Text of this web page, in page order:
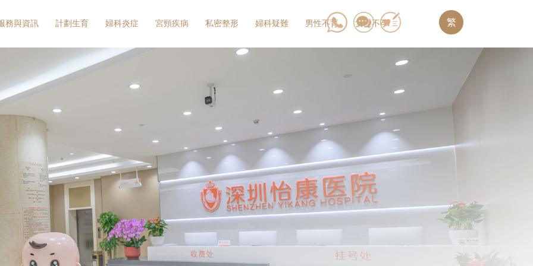
務與資訊 計劃生育 婦科炎症 宮頸疾病 私密整形 婦科疑難 男性不育 女性不孕 繁